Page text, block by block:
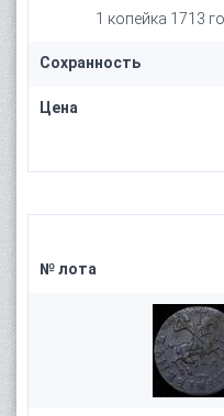
1 копейка 1713
Сохранность
Цена
№ лота